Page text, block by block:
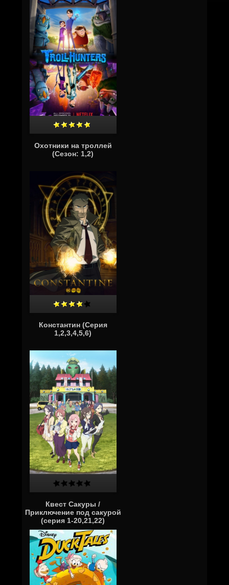
Охотники на троллей
(Сезон: 1,2)
Константин (Серия
1,2,3,4,5,6)
Квест Сакуры /
Приключение под сакурой
(серия 1-20,21,22)